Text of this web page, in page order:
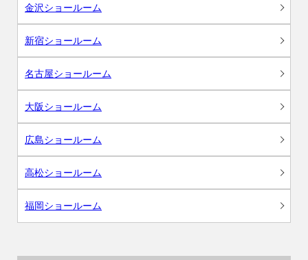
金沢ショールーム
新宿ショールーム
名古屋ショールーム
大阪ショールーム
広島ショールーム
高松ショールーム
福岡ショールーム